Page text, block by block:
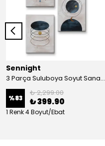
Sennight
3 Parça Suluboya Soyut Sanat Koleksiyonu Dekoratif Kanvas Tablo
%83
₺ 2,299.00
₺ 399.90
1 Renk 4 Boyut/Ebat